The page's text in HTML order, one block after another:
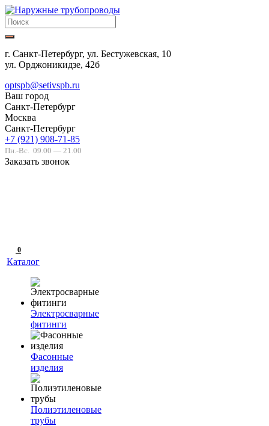
г. Санкт-Петербург, ул. Бестужевская, 10
ул. Орджоникидзе, 42б
optspb@setivspb.ru
Ваш город
Санкт-Петербург
Москва
Санкт-Петербург
+7 (921) 908-71-85
Пн.-Вс. 09.00 — 21.00
Заказать звонок
0
Каталог
Электросварные
фитинги
Фасонные
изделия
Полиэтиленовые
трубы